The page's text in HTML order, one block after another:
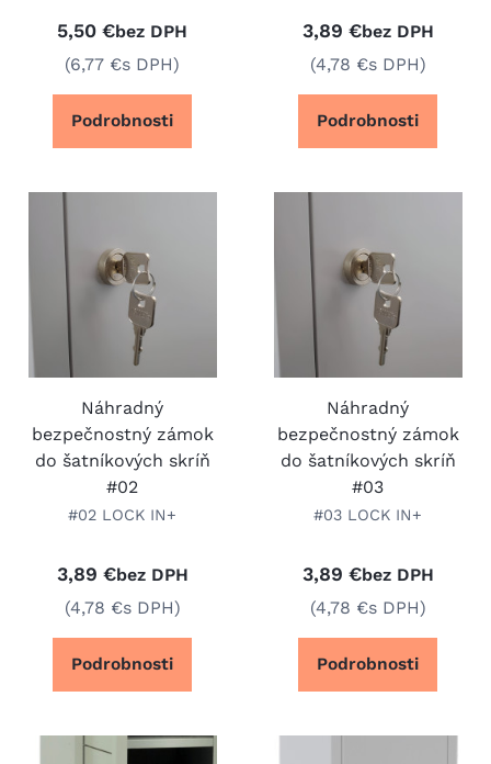
5,50 €bez DPH
(6,77 €s DPH)
Podrobnosti
3,89 €bez DPH
(4,78 €s DPH)
Podrobnosti
Náhradný
bezpečnostný zámok
do šatníkových skríň
#02
#02 LOCK IN+
3,89 €bez DPH
(4,78 €s DPH)
Podrobnosti
Náhradný
bezpečnostný zámok
do šatníkových skríň
#03
#03 LOCK IN+
3,89 €bez DPH
(4,78 €s DPH)
Podrobnosti